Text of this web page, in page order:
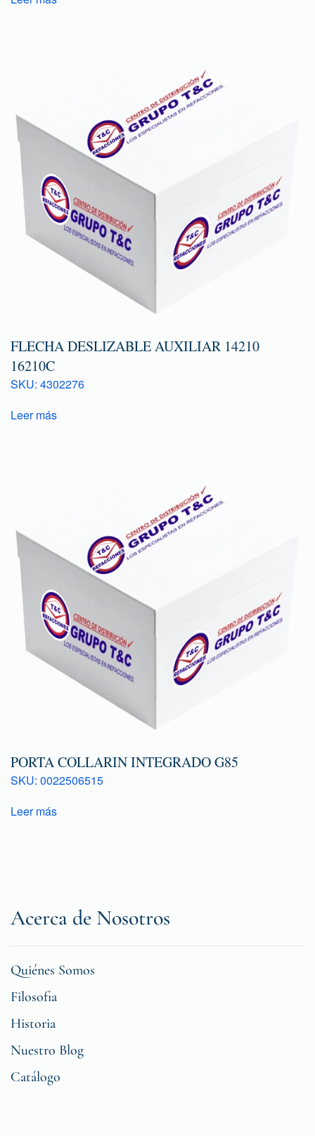
FLECHA DESLIZABLE AUXILIAR 14210
16210C
SKU: 4302276
Leer más
PORTA COLLARIN INTEGRADO G85
SKU: 0022506515
Leer más
Acerca de Nosotros
Quiénes Somos
Filosofia
Historia
Nuestro Blog
Catálogo